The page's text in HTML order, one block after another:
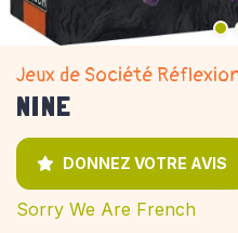
Jeux de Société
NINE
DONNEZ VOTRE AVIS
Sorry We Are French